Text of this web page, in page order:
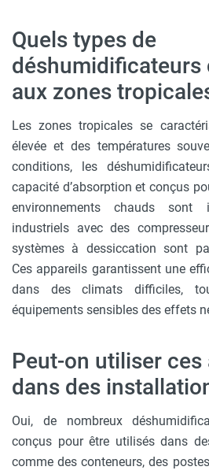
Quels types de
déshumidificateurs
aux zones
Les zones tropicales se
élevée et des températures
conditions, les
capacité d’absorption et conçus
environnements chauds sont
industriels avec des
systèmes à dessiccation sont
Ces appareils garantissent une
dans des climats difficiles,
équipements sensibles des effets
Peut-on utiliser ces
dans des
Oui, de nombreux
conçus pour être utilisés dans
comme des conteneurs, des